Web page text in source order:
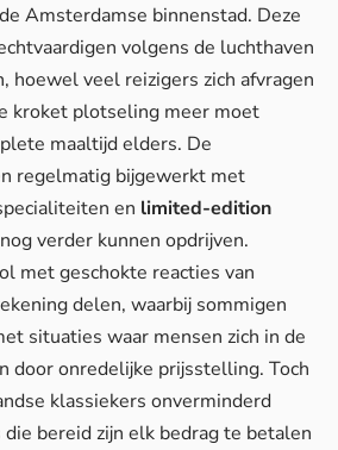
Amsterdamse binnenstad. Deze
volgens de luchthaven
hoewel veel reizigers zich afvragen
kroket plotseling meer moet
maaltijd elders. De
regelmatig bijgewerkt met
en limited-edition
verder kunnen opdrijven.
met geschokte reacties van
delen, waarbij sommigen
situaties waar mensen zich in de
door onredelijke prijsstelling. Toch
klassiekers onverminderd
bereid zijn elk bedrag te betalen